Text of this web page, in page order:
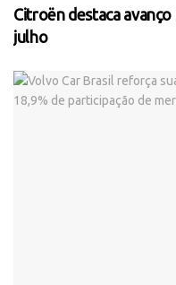
Citroën destaca
julho